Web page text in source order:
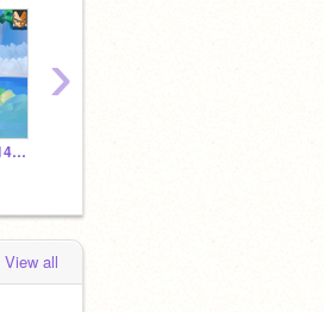
ドラゴンボール Ver.1.14 改造版
›
View all